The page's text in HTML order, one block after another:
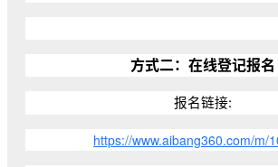
方式二：在线登记报名
报名链接:
https://www.aibang360.com/m/